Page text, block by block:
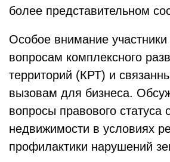
более представительном
Особое внимание
вопросам комплексного
территорий (КРТ) и
вызовам для бизнеса.
вопросы правового статуса
недвижимости в условиях
профилактики нарушений